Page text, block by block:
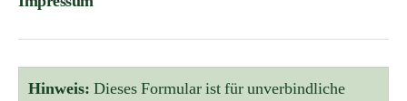
Hinweis: Dieses Formular ist für unverbindliche